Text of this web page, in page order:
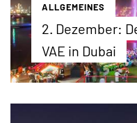
ALLGEMEINES
2. Dezember:
VAE in Dubai
Der 2. Dezember ist